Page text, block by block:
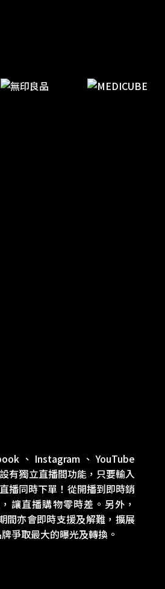
、Instagram、YouTube
有獨立直播間功能，只要輸入
播同時下單！從開播到即時銷
讓直播購物零時差。另外，
間亦會即時支援及解難，擴展
爭取最大的曝光及轉換。